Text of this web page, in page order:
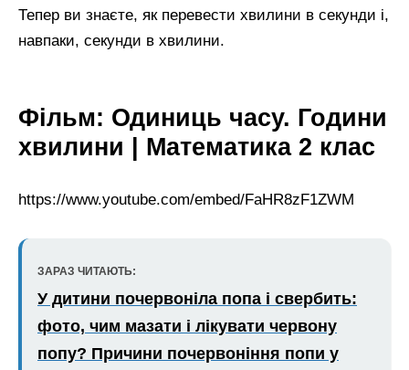
Тепер ви знаєте, як перевести хвилини в секунди і,
навпаки, секунди в хвилини.
Фільм: Одиниць часу. Години
хвилини | Математика 2 клас
https://www.youtube.com/embed/FaHR8zF1ZWM
ЗАРАЗ ЧИТАЮТЬ:
У дитини почервоніла попа і свербить:
фото, чим мазати і лікувати червону
попу? Причини почервоніння попи у